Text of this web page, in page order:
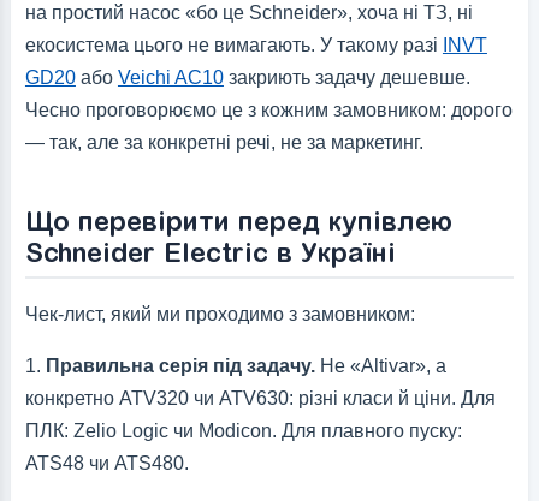
на простий насос «бо це Schneider», хоча ні ТЗ, ні
екосистема цього не вимагають. У такому разі
INVT
GD20або Veichi AC10закриють задачу дешевше.
Чесно проговорюємо це з кожним замовником: дорого
— так, але за конкретні речі, не за маркетинг.
Що перевірити перед купівлею
Schneider Electric в Україні
Чек-лист, який ми проходимо з замовником:
1. Правильна серія під задачу.Не «Altivar», а
конкретно ATV320 чи ATV630: різні класи й ціни. Для
ПЛК: Zelio Logic чи Modicon. Для плавного пуску:
ATS48 чи ATS480.